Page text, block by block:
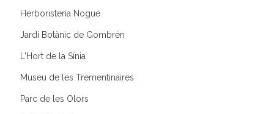
Herboristeria Nogué
Jardí Botànic de Gombrèn
L'Hort de la Sínia
Museu de les Trementinaires
Parc de les Olors